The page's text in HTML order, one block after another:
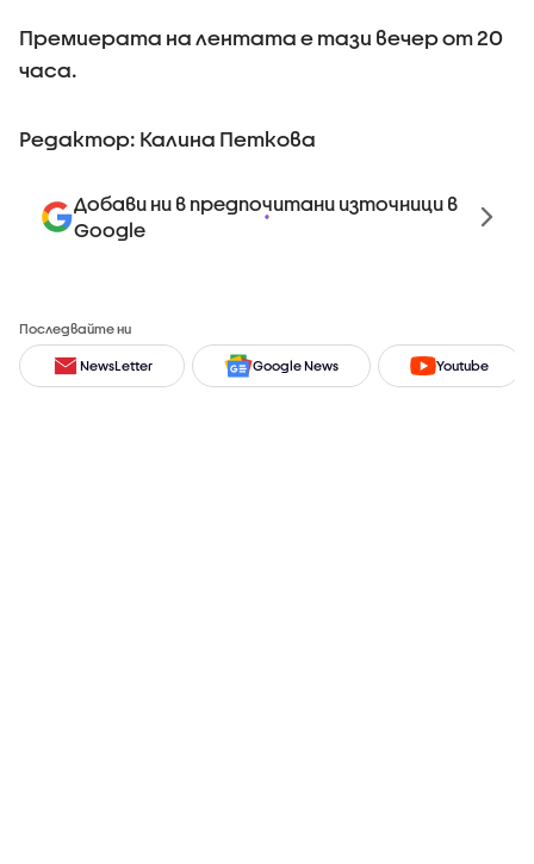
Премиерата на лентата е тази вечер от 20
часа.
Редактор: Калина Петкова
Добави ни в предпочитани източници в
Google
Последвайте ни
NewsLetter Google News Youtube